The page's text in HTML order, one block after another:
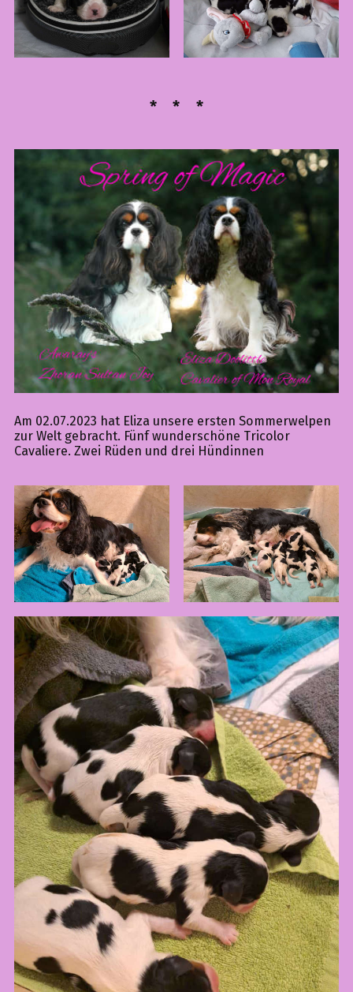
Am 02.07.2023 hat Eliza unsere ersten Sommerwelpen
zur Welt gebracht. Fünf wunderschöne Tricolor
Cavaliere. Zwei Rüden und drei Hündinnen